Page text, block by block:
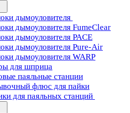
дымоуловителя
дымоуловителя FumeClear
дымоуловителя PACE
дымоуловителя Pure-Air
дымоуловителя WARP
для шприца
паяльные станции
флюс для пайки
для паяльных станций